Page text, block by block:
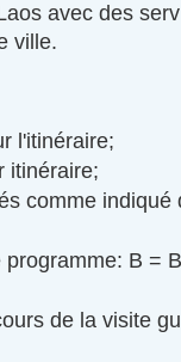
avec des
ville.
l'itinéraire;
itinéraire;
comme indiqué
B =
de la visite